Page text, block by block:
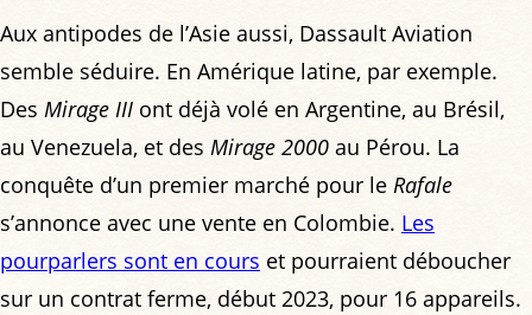
Aux antipodes de l’Asie aussi, Dassault Aviation
semble séduire. En Amérique latine, par exemple.
Des Mirage III ont déjà volé en Argentine, au Brésil,
au Venezuela, et des Mirage 2000 au Pérou. La
conquête d’un premier marché pour le Rafale
s’annonce avec une vente en Colombie. Les
pourparlers sont en cours et pourraient déboucher
sur un contrat ferme, début 2023, pour 16 appareils.